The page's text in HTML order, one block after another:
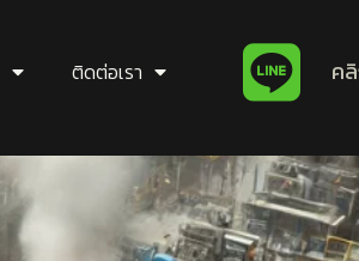
ติดต่อเรา ค